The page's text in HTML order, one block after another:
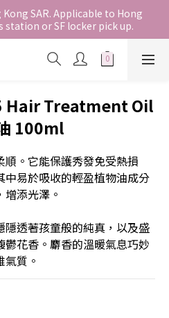
於香港順豐站、營業點或智能櫃取
件。
SAR. Applicable to Hong
station or SF locker pick up.
INTERNATIONAL SHIPPING
HKD280/3KG.
件。
Hair Treatment Oil
100ml
。它能保護秀發免受熱損
易於吸收的輕盈植物油成分
添光澤。
透著孩童般的純真，以及盛
花香。麝香的溫暖氣息巧妙
質。